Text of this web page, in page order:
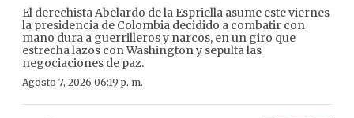
El derechista Abelardo de la Espriella asume este viernes
la presidencia de Colombia decidido a combatir con
mano dura a guerrilleros y narcos, en un giro que
estrecha lazos con Washington y sepulta las
negociaciones de paz.
Agosto 7, 2026 06:19 p. m.